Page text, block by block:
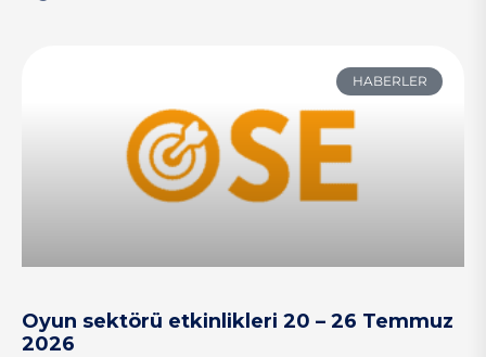
HABERLER
Oyun sektörü etkinlikleri 20 – 26 Temmuz
2026